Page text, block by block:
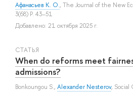
Афанасьев К. О., The Journal of the New
3(68) P. 43–51
Добавлено: 21 октября 2025 г.
СТАТЬЯ
When do reforms meet
admissions?
Bonkoungou S., Alexander Nesterov, Social